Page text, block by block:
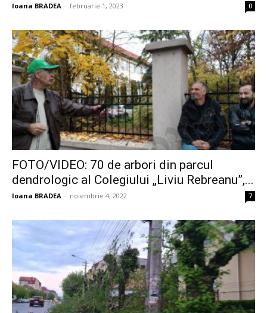
Ioana BRADEA - februarie 1, 2023 0
FOTO/VIDEO: 70 de arbori din parcul
dendrologic al Colegiului „Liviu Rebreanu”,...
Ioana BRADEA - noiembrie 4, 2022 7